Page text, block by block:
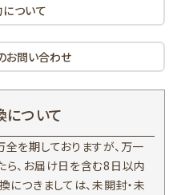
ついて
お問い合わせ
について
を期しておりますが、万一
ら、お届け日を含む8日以内
につきましては、未開封・未